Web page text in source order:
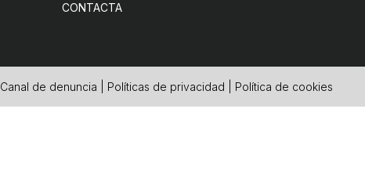
CONTACTA
Canal de denuncia Políticas de privacidad Política de cookies